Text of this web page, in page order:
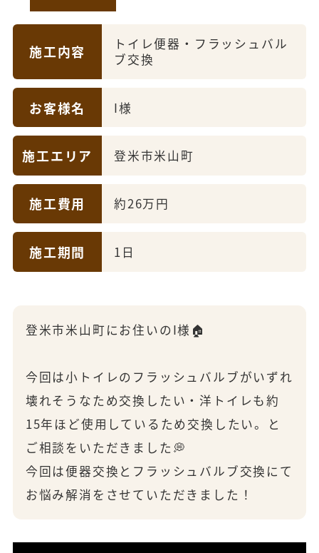
施工内容
トイレ便器・フラッシュバル
ブ交換
お客様名 I様
施工エリア 登米市米山町
施工費用 約26万円
施工期間 1日
登米市米山町にお住いのI様🏠
今回は小トイレのフラッシュバルブがいずれ
壊れそうなため交換したい・洋トイレも約
15年ほど使用しているため交換したい。と
ご相談をいただきました💭
今回は便器交換とフラッシュバルブ交換にて
お悩み解消をさせていただきました！